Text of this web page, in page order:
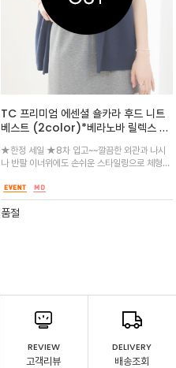
TC 프리미엄 에센셜 숄카라 후드 니트
베스트 (2color)*베라노바 릴렉스 무
드 14게이지 /부드러운 터치감과 고급
스러운 외관의 울 니트 베스트
★한정 세일 ★8차 입고~~깔끔한 외관과 나시
나 반팔 이너위에도 손쉬운 스타일링으로 체형을
버 숄더로 체형커버는 물론 릴렉스한 무드가 돋
보이는 여밈이 따로 없는 오픈 타입
품절
REVIEW
고객리뷰
DELIVERY
배송조회